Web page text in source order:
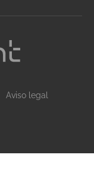
Aviso legal